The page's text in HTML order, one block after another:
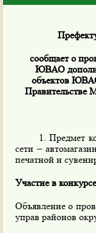
сообщает о
ЮВАО
объектов
Правительстве
1. Предмет
сети –
печатной и
Участие в
Объявление о
управ районов